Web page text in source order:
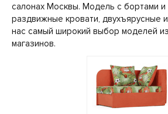
салонах Москвы. Модель с бортами и
раздвижные кровати, двухъярусные
нас самый широкий выбор моделей
магазинов.